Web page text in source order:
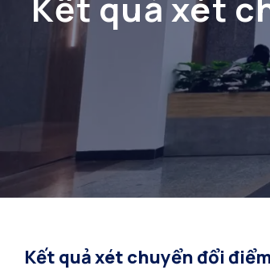
Kết quả xét chuyển đổi